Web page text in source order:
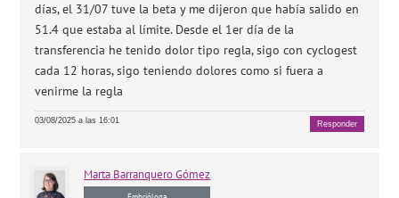
días, el 31/07 tuve la beta y me dijeron que había salido en
51.4 que estaba al límite. Desde el 1er día de la
transferencia he tenido dolor tipo regla, sigo con cyclogest
cada 12 horas, sigo teniendo dolores como si fuera a
venirme la regla
03/08/2025 a las 16:01 Responder
Marta Barranquero Gómez